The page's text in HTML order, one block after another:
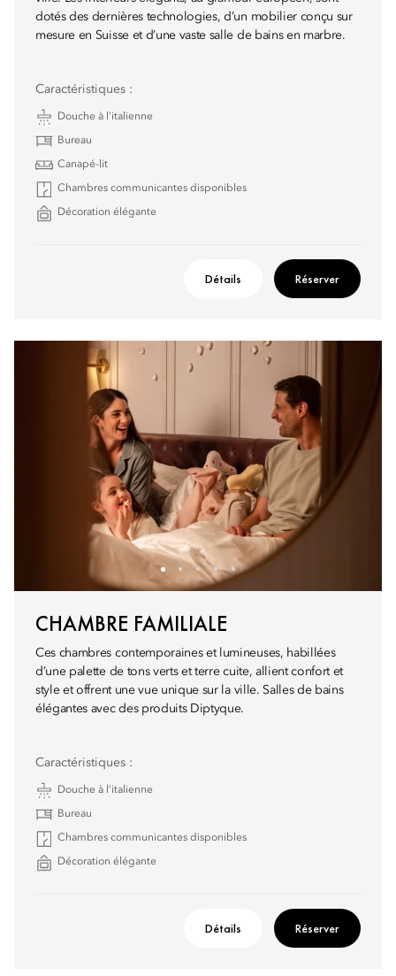
dotés des dernières technologies, d’un mobilier conçu sur
mesure en Suisse et d’une vaste salle de bains en marbre.
Caractéristiques :
Douche à l’italienne
Bureau
Canapé-lit
Chambres communicantes disponibles
Décoration élégante
Détails Réserver
CHAMBRE FAMILIALE
Ces chambres contemporaines et lumineuses, habillées
d’une palette de tons verts et terre cuite, allient confort et
style et offrent une vue unique sur la ville. Salles de bains
élégantes avec des produits Diptyque.
Caractéristiques :
Douche à l’italienne
Bureau
Chambres communicantes disponibles
Décoration élégante
Détails Réserver